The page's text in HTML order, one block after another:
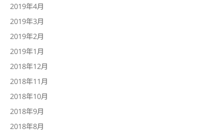
2019年4月
2019年3月
2019年2月
2019年1月
2018年12月
2018年11月
2018年10月
2018年9月
2018年8月